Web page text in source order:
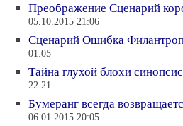
Преображение Сценарий
05.10.2015 21:06
Сценарий Ошибка
01:05
Тайна глухой блохи синопсис
22:21
Бумеранг всегда
06.01.2015 20:05